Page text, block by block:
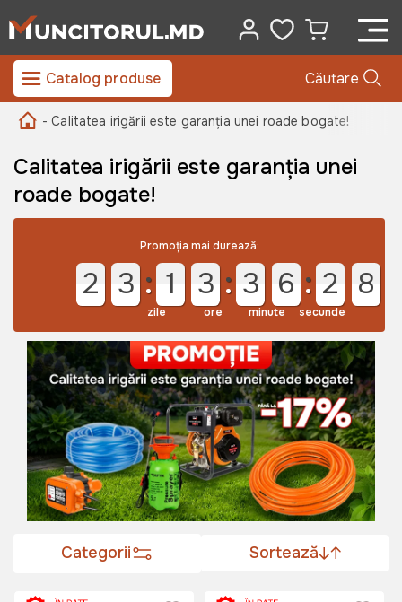
Catalog produse Căutare
- Calitatea irigării este garanția unei roade bogate!
Calitatea irigării este garanția unei
roade bogate!
Promoția mai durează:
2 3 1 3 3 6 2 8
zile ore minute secunde
Categorii Sortează